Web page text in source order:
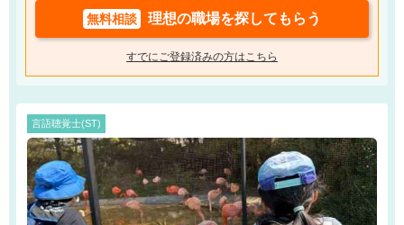
無料相談 理想の職場を探してもらう
すでにご登録済みの方はこちら
言語聴覚士(ST)